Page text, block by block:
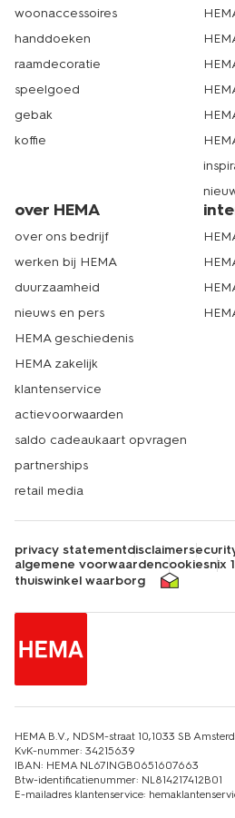
woonaccessoires
handdoeken
raamdecoratie
speelgoed
gebak
koffie
over HEMA
over ons bedrijf
werken bij HEMA
duurzaamheid
nieuws en pers
HEMA geschiedenis
HEMA zakelijk
klantenservice
actievoorwaarden
saldo cadeaukaart opvragen
partnerships
retail media
privacy statementdisclaimer
algemene voorwaardencookiesnix
thuiswinkel waarborg
HEMA B.V., NDSM-straat 10,1033 SB
KvK-nummer: 34215639
IBAN: HEMA NL67INGB0651607663
Btw-identificatienummer: NL814217412B01
E-mailadres klantenservice: